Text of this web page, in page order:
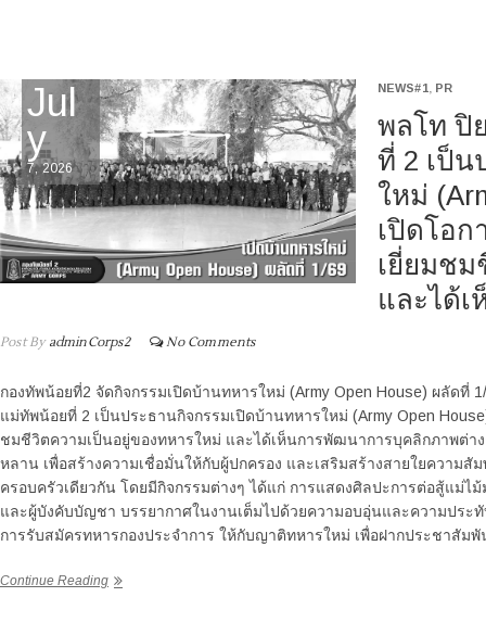
Jul
y
7, 2026
NEWS#1 PR
พลโท ปิ
ที่ 2 เป็น
ใหม่
เปิดโอ
เยี่ยมช
และได้
Post ByadminCorps2 No Comments
กองทัพน้อยที่2 จัดกิจกรรมเปิดบ้านทหารใหม่ (Army Open House) ผลัด
แม่ทัพน้อยที่ 2 เป็นประธานกิจกรรมเปิดบ้านทหารใหม่ (Army Open
ชมชีวิตความเป็นอยู่ของทหารใหม่ และได้เห็นการพัฒนาการบุคลิกภาพต่า
หลาน เพื่อสร้างความเชื่อมั่นให้กับผู้ปกครอง และเสริมสร้างสายใยความ
ครอบครัวเดียวกัน โดยมีกิจกรรมต่างๆ ได้แก่ การแสดงศิลปะการต่อสู้แม่
และผู้บังคับบัญชา บรรยากาศในงานเต็มไปด้วยความอบอุ่นและความปร
การรับสมัครทหารกองประจำการ ให้กับญาติทหารใหม่ เพื่อฝากประชาสัม
Continue Reading